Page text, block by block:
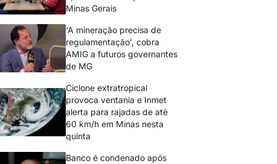
Minas Gerais
‘A mineração precisa de
regulamentação’, cobra
AMIG a futuros governantes
de MG
Ciclone extratropical
provoca ventania e Inmet
alerta para rajadas de até
60 km/h em Minas nesta
quinta
Banco é condenado após